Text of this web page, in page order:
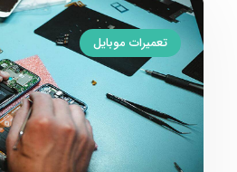
تعمیرات موبایل